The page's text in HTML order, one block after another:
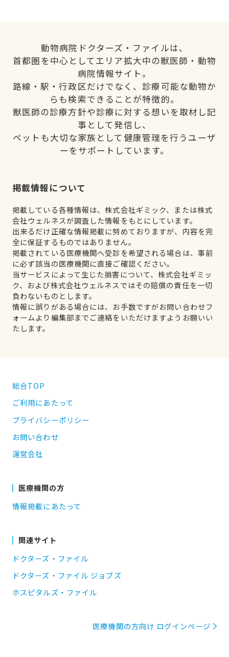
動物病院ドクターズ・ファイルは、
首都圏を中心としてエリア拡大中の獣医師・動物
病院情報サイト。
路線・駅・行政区だけでなく、診療可能な動物か
らも検索できることが特徴的。
獣医師の診療方針や診療に対する想いを取材し記
事として発信し、
ペットも大切な家族として健康管理を行うユーザ
ーをサポートしています。
掲載情報について
掲載している各種情報は、株式会社ギミック、または株式
会社ウェルネスが調査した情報をもとにしています。
出来るだけ正確な情報掲載に努めておりますが、内容を完
全に保証するものではありません。
掲載されている医療機関へ受診を希望される場合は、事前
に必ず該当の医療機関に直接ご確認ください。
当サービスによって生じた損害について、株式会社ギミッ
ク、および株式会社ウェルネスではその賠償の責任を一切
負わないものとします。
情報に誤りがある場合には、お手数ですがお問い合わせフ
ォームより編集部までご連絡をいただけますようお願いい
たします。
総合TOP
ご利用にあたって
プライバシーポリシー
お問い合わせ
運営会社
医療機関の方
情報掲載にあたって
関連サイト
ドクターズ・ファイル
ドクターズ・ファイル ジョブズ
ホスピタルズ・ファイル
医療機関の方向け ログインページ